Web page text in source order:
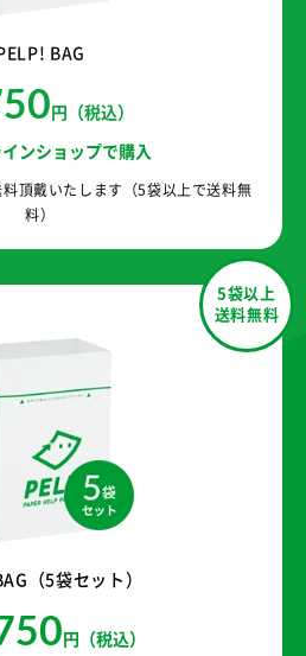
BAG
円（税込）
ンショップで購入
頂戴いたします（5袋以上で送料無
料）
5袋以上
送料無料
（5袋セット）
円（税込）